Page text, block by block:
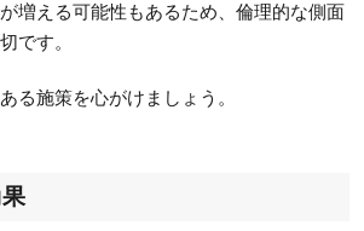
増える可能性もあるため、倫理的な側面
です。
る施策を心がけましょう。